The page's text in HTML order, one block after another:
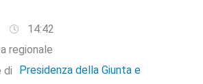
14:42
regionale
di
Presidenza della Giunta e